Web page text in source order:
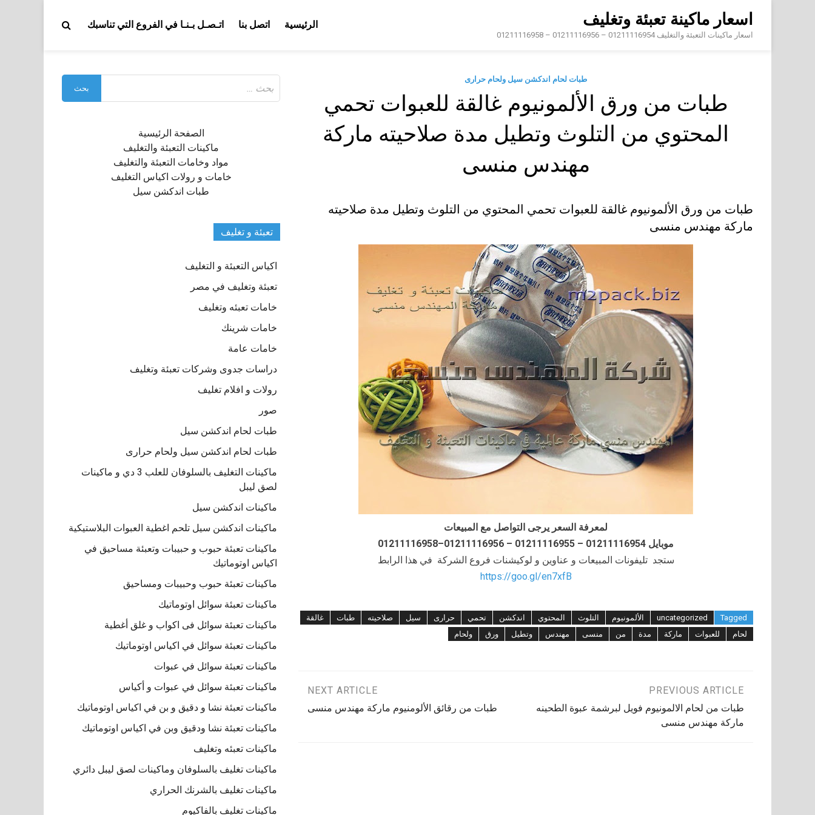
content
اسعار ماكينة تعبئة وتغليف
اسعار ماكينات التعبئة والتغليف 01211116954 – 01211116956 – 01211116958
الرئيسية اتصل بنا اتـصـل بـنـا في الفروع التي تناسبك
طبات لحام اندكشن سيل ولحام حرارى
طبات من ورق الألمونيوم غالقة للعبوات تحمي
المحتوي من التلوث وتطيل مدة صلاحيته ماركة
مهندس منسى
طبات من ورق الألمونيوم غالقة للعبوات تحمي المحتوي من التلوث وتطيل مدة صلاحيته
ماركة مهندس منسى
لمعرفة السعر يرجى التواصل مع المبيعات
موبايل 01211116954 – 01211116955 – 01211116956–01211116958
ستجد تليفونات المبيعات و عناوين و لوكيشنات فروع الشركة في هذا الرابط
https://goo.gl/en7xfB
Tagged
uncategorized الألمونيوم التلوث المحتوي اندكشن تحمي حرارى سيل صلاحيته طبات
غالقة
لحام
للعبوات ماركة مدة من منسى مهندس وتطيل ورق ولحام
تصفّح
المقالات
PREVIOUS ARTICLE
طبات من لحام الالمونيوم فويل لبرشمة عبوة الطحينه
ماركة مهندس منسى
NEXT ARTICLE
طبات من رقائق الألومنيوم ماركة مهندس منسى
عن:
الصفحة الرئيسية
ماكينات التعبئة والتغليف
مواد وخامات التعبئة والتغليف
خامات و رولات اكياس التغليف
طبات اندكشن سيل
تعبئة و تغليف
اكياس التعبئة و التغليف
تعبئة وتغليف في مصر
خامات تعبئه وتغليف
خامات شرينك
خامات عامة
دراسات جدوى وشركات تعبئة وتغليف
رولات و افلام تغليف
صور
طبات لحام اندكشن سيل
طبات لحام اندكشن سيل ولحام حرارى
ماكينات التغليف بالسلوفان للعلب 3 دي و ماكينات
لصق ليبل
ماكينات اندكشن سيل
ماكينات اندكشن سيل تلحم اغطية العبوات البلاستيكية
ماكينات تعبئة حبوب و حبيبات وتعبئة مساحيق في
اكياس اوتوماتيك
ماكينات تعبئة حبوب وحبيبات ومساحيق
ماكينات تعبئة سوائل اوتوماتيك
ماكينات تعبئة سوائل فى اكواب و غلق أغطية
ماكينات تعبئة سوائل في اكياس اوتوماتيك
ماكينات تعبئة سوائل في عبوات
ماكينات تعبئة سوائل في عبوات و أكياس
ماكينات تعبئة نشا و دقيق و بن في اكياس اوتوماتيك
ماكينات تعبئة نشا ودقيق وبن في اكياس اوتوماتيك
ماكينات تعبئه وتغليف
ماكينات تغليف بالسلوفان وماكينات لصق ليبل دائري
ماكينات تغليف بالشرنك الحراري
ماكينات تغليف بالفاكيوم